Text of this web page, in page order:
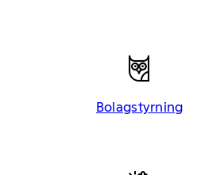
Bolagstyrning